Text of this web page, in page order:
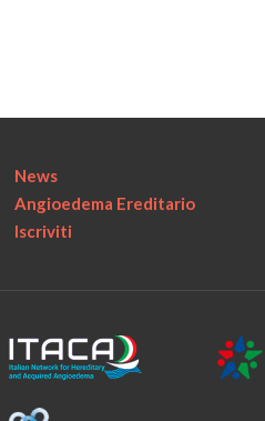
News
Angioedema Ereditario
Iscriviti